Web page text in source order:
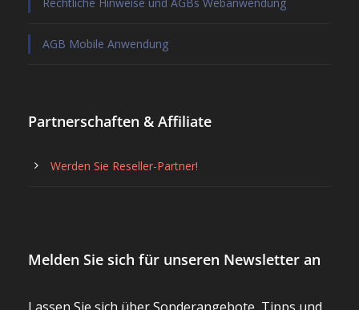
AGB Mobile Anwendung
Partnerschaften & Affiliate
Werden Sie Reseller-Partner!
Melden Sie sich für unseren Newsletter an